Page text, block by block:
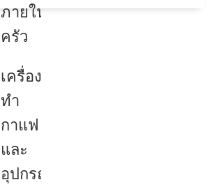
ภายใน
ครัว
เครื่อง
ทำ
กาแฟ
และ
อุปกรณ์